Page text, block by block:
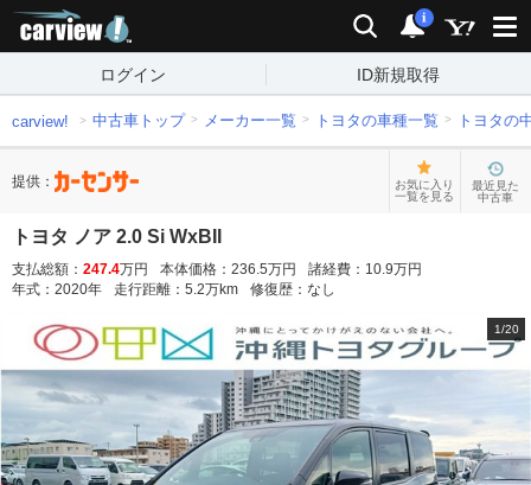
検索 通知
i
ログイン ID新規取得
carview! 中古車トップ メーカー一覧 トヨタの車種一覧 トヨタの
提供：
お気に入り
一覧を見る
最近見た
中古車
トヨタ ノア 2.0 Si WxBII
支払総額： 247.4万円 本体価格： 236.5万円 諸経費： 10.9万円
年式： 2020年 走行距離： 5.2万km 修復歴： なし
1/20